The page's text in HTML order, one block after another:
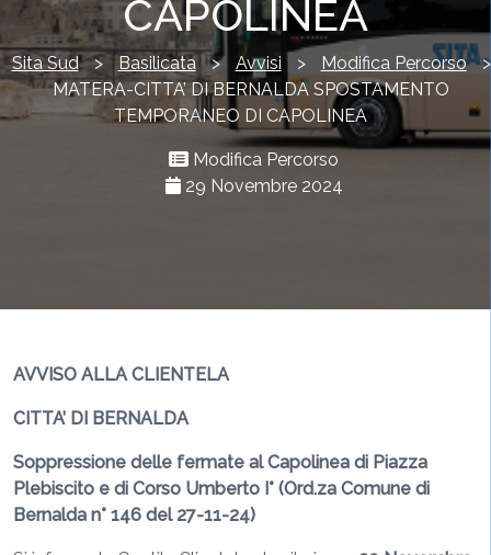
CAPOLINEA
Sita Sud > Basilicata > Avvisi > Modifica Percorso >
MATERA-CITTA’ DI BERNALDA SPOSTAMENTO
TEMPORANEO DI CAPOLINEA
Modifica Percorso
29 Novembre 2024
AVVISO ALLA CLIENTELA
CITTA’ DI BERNALDA
Soppressione delle fermate al Capolinea di Piazza
Plebiscito e di Corso Umberto I° (Ord.za Comune di
Bernalda n° 146 del 27-11-24)